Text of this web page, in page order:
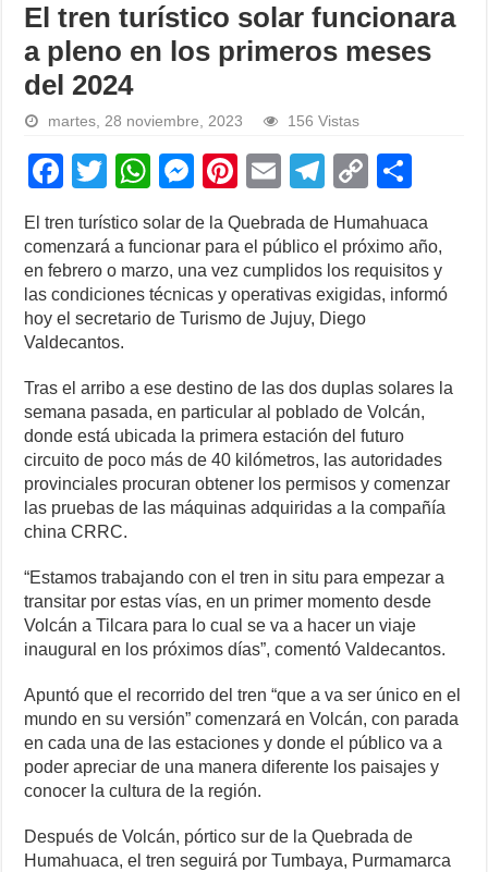
El tren turístico solar funcionara
a pleno en los primeros meses
del 2024
martes, 28 noviembre, 2023 156 Vistas
F
c
e
b
o
o
k
T
wi
tt
er
W
h
at
s
A
p
M
e
ss
e
n
er
Pi
nt
er
e
st
E
m
ail
T
el
e
gr
a
C
o
p
y
Li
k
ar
e
El tren turístico solar de la Quebrada de Humahuaca
comenzará a funcionar para el público el próximo año,
en febrero o marzo, una vez cumplidos los requisitos y
las condiciones técnicas y operativas exigidas, informó
hoy el secretario de Turismo de Jujuy, Diego
Valdecantos.
Tras el arribo a ese destino de las dos duplas solares la
semana pasada, en particular al poblado de Volcán,
donde está ubicada la primera estación del futuro
circuito de poco más de 40 kilómetros, las autoridades
provinciales procuran obtener los permisos y comenzar
las pruebas de las máquinas adquiridas a la compañía
china CRRC.
“Estamos trabajando con el tren in situ para empezar a
transitar por estas vías, en un primer momento desde
Volcán a Tilcara para lo cual se va a hacer un viaje
inaugural en los próximos días”, comentó Valdecantos.
Apuntó que el recorrido del tren “que a va ser único en el
mundo en su versión” comenzará en Volcán, con parada
en cada una de las estaciones y donde el público va a
poder apreciar de una manera diferente los paisajes y
conocer la cultura de la región.
Después de Volcán, pórtico sur de la Quebrada de
Humahuaca, el tren seguirá por Tumbaya, Purmamarca